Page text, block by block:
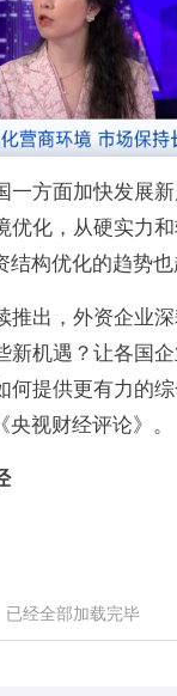
一方面加快发展
优化，从硬实力
构优化的趋势也
推出，外资企业
新机遇？让各国
何提供更有力的
视财经评论》。
已经全部加载完毕